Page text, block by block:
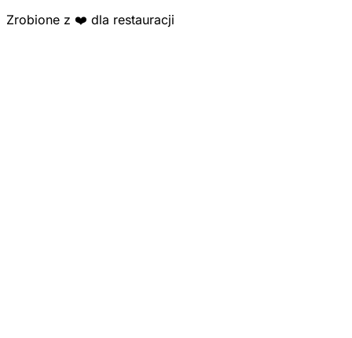
Zrobione z ❤️ dla restauracji